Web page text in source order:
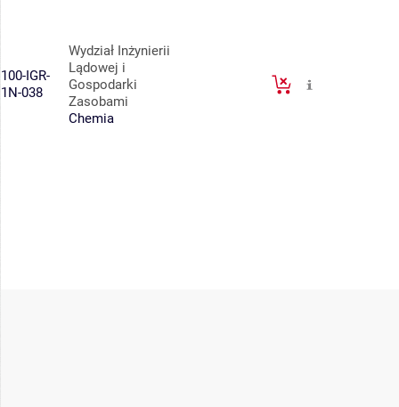
100-IGR-
1N-038
Wydział Inżynierii
Lądowej i
Gospodarki
Zasobami
Chemia